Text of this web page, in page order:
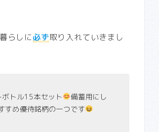
らしに必ず取り入れていきまし
トル15本セット
備蓄用にし
すめ優待銘柄の一つです